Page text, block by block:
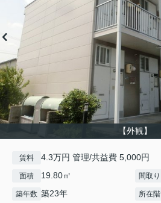
【外観】
賃料 4.3万円 管理/共益費 5,000円
面積 19.80㎡ 間取り
築年数 築23年 所在階